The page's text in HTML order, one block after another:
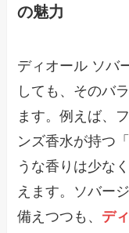
の魅力
ディオール ソバ
しても、そのバ
ます。例えば、
ンズ香水が持つ
うな香りは少な
えます。ソバー
備えつつも、 デ